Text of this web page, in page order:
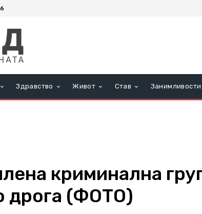
Здравство Живот Став Занимливости
криминална
дрога (ФОТО)